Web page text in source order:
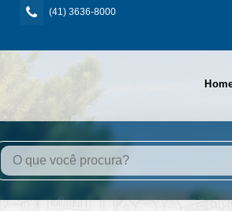
(41) 3636-8000